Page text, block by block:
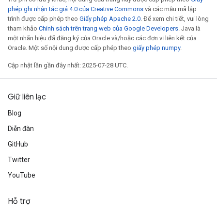
phép ghi nhận tác giả 4.0 của Creative Commons và các mẫu mã lập
trình được cấp phép theo Giấy phép Apache 2.0. Để xem chi tiết, vui lòng
tham khảo Chính sách trên trang web của Google Developers. Java là
một nhãn hiệu đã đăng ký của Oracle và/hoặc các đơn vị liên kết của
Oracle. Một số nội dung được cấp phép theo giấy phép numpy.
Cập nhật lần gần đây nhất: 2025-07-28 UTC.
Giữ liên lạc
Blog
Diễn đàn
GitHub
Twitter
YouTube
Hỗ trợ